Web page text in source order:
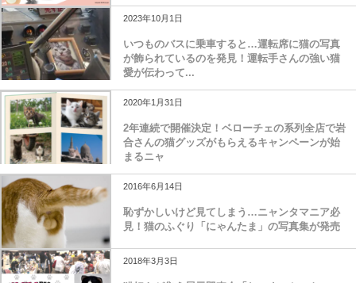
2023年10月1日
いつものバスに乗車すると…運転席に猫の写真
が飾られているのを発見！運転手さんの強い猫
愛が伝わって...
2020年1月31日
2年連続で開催決定！ベローチェの系列全店で岩
合さんの猫グッズがもらえるキャンペーンが始
まるニャ
2016年6月14日
恥ずかしいけど見てしまう…ニャンタマニア必
見！猫のふぐり「にゃんたま」の写真集が発売
2018年3月3日